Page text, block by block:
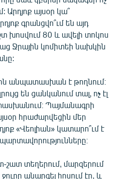
Արդյոք այսօր կա՞
գրանցվո՞ւմ են այդ
խոսվում 80 և ավելի տոկոս
Ջրային կոմիտեի նախկին
անպատասխան է թողնում։
են ցանկանում տալ, ոչ էլ
Պայմանագրի
հրաժարվեցին մեր
«Վեոլիան» կատարո՞ւմ է
շատ տեղերում, մարզերում
անարգել հոսում էր, և